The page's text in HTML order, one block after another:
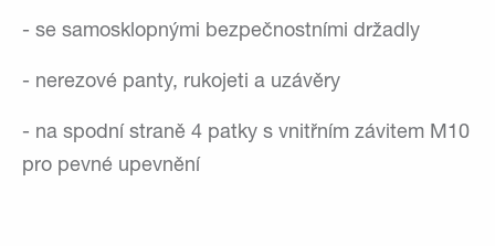
- se samosklopnými bezpečnostními držadly
- nerezové panty, rukojeti a uzávěry
- na spodní straně 4 patky s vnitřním závitem M10
pro pevné upevnění